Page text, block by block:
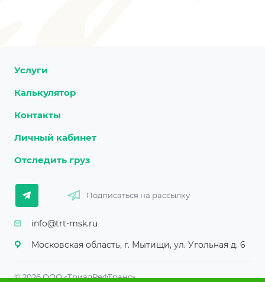
Услуги
Калькулятор
Контакты
Личный кабинет
Отследить груз
Подписаться на рассылку
info@trt-msk.ru
Московская область, г. Мытищи, ул. Угольная д. 6
© 2026 ООО «ТриалРефТранс»